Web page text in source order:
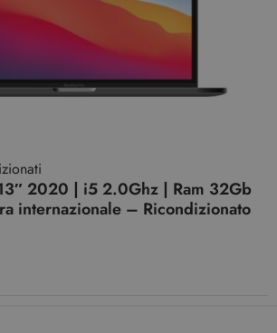
2020 | i5 2.0Ghz | Ram 32Gb
internazionale – Ricondizionato